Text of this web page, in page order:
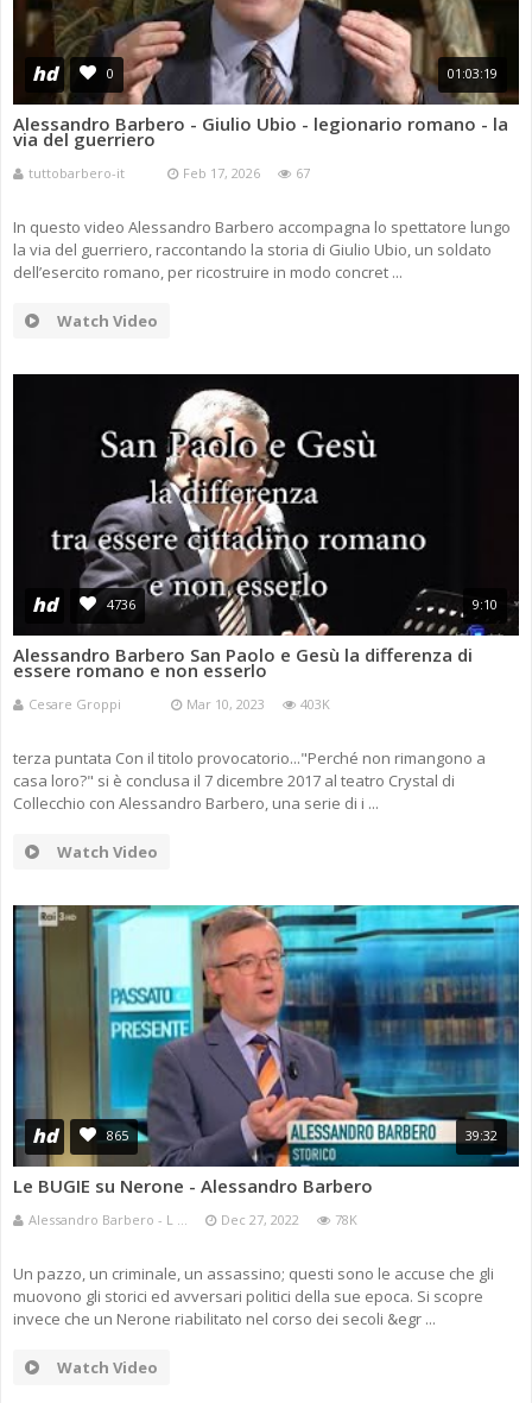
hd 0 01:03:19
Alessandro Barbero - Giulio Ubio - legionario romano - la
via del guerriero
tuttobarbero-it Feb 17, 2026 67
In questo video Alessandro Barbero accompagna lo spettatore lungo
la via del guerriero, raccontando la storia di Giulio Ubio, un soldato
dell’esercito romano, per ricostruire in modo concret ...
Watch Video
hd 4736 9:10
Alessandro Barbero San Paolo e Gesù la differenza di
essere romano e non esserlo
Cesare Groppi Mar 10, 2023 403K
terza puntata Con il titolo provocatorio..."Perché non rimangono a
casa loro?" si è conclusa il 7 dicembre 2017 al teatro Crystal di
Collecchio con Alessandro Barbero, una serie di i ...
Watch Video
hd 865 39:32
Le BUGIE su Nerone - Alessandro Barbero
Alessandro Barbero - L ... Dec 27, 2022 78K
Un pazzo, un criminale, un assassino; questi sono le accuse che gli
muovono gli storici ed avversari politici della sue epoca. Si scopre
invece che un Nerone riabilitato nel corso dei secoli &egr ...
Watch Video